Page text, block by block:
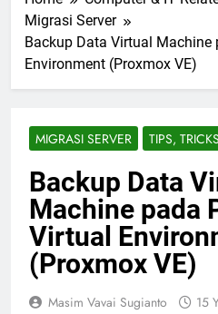
Migrasi Server
Backup Data Virtual Machine
Environment (Proxmox VE)
MIGRASI SERVER TIPS,
Backup Data
Machine pada
Virtual
(Proxmox VE)
Masim Vavai Sugianto 15